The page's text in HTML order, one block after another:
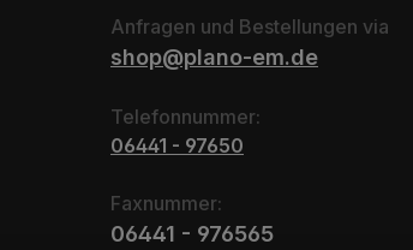
Anfragen und Bestellungen via
shop@plano-em.de
Telefonnummer:
06441 - 97650
Faxnummer:
06441 - 976565